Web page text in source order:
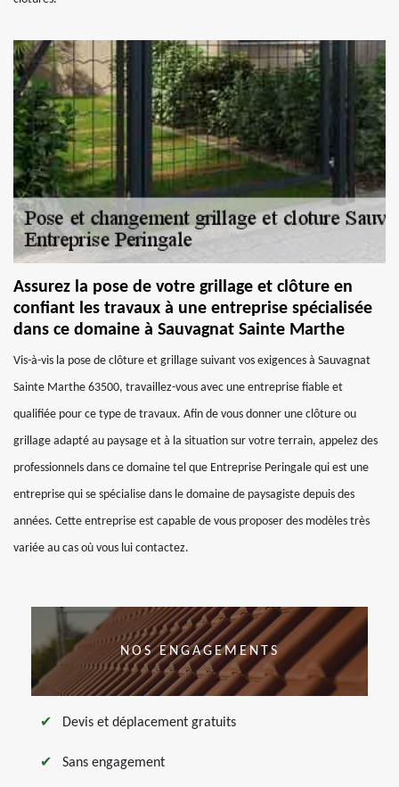
Assurez la pose de votre grillage et clôture en
confiant les travaux à une entreprise spécialisée
dans ce domaine à Sauvagnat Sainte Marthe
Vis-à-vis la pose de clôture et grillage suivant vos exigences à Sauvagnat
Sainte Marthe 63500, travaillez-vous avec une entreprise fiable et
qualifiée pour ce type de travaux. Afin de vous donner une clôture ou
grillage adapté au paysage et à la situation sur votre terrain, appelez des
professionnels dans ce domaine tel que Entreprise Peringale qui est une
entreprise qui se spécialise dans le domaine de paysagiste depuis des
années. Cette entreprise est capable de vous proposer des modèles très
variée au cas où vous lui contactez.
NOS ENGAGEMENTS
Devis et déplacement gratuits
Sans engagement